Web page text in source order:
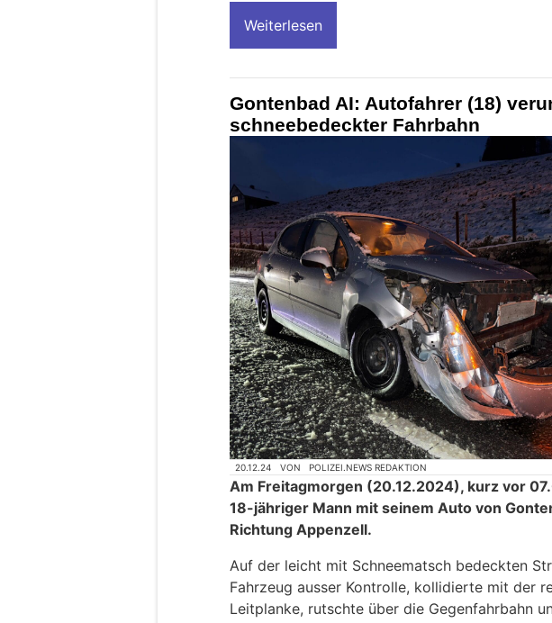
Weiterlesen
Gontenbad AI: Autofahrer (18)
schneebedeckter Fahrbahn
20.12.24 VON POLIZEI.NEWS REDAKTION
Am Freitagmorgen (20.12.2024), kurz vor
18-jähriger Mann mit seinem Auto von
Richtung Appenzell.
Auf der leicht mit Schneematsch bedeckten
Fahrzeug ausser Kontrolle, kollidierte mit der
Leitplanke, rutschte über die Gegenfahrbahn